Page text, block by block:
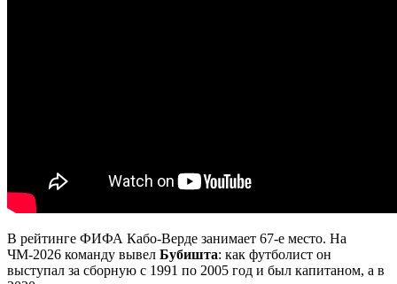
В рейтинге ФИФА Кабо-Верде занимает 67-е место. На
ЧМ-2026 команду вывел Бубишта: как футболист он
выступал за сборную с 1991 по 2005 год и был капитаном, а в